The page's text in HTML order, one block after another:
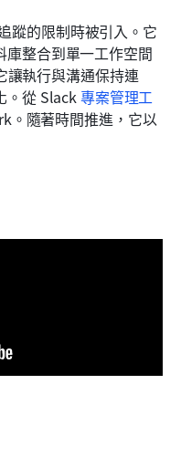
蹤的限制時被引入。它
整合到單一工作空間
讓執行與溝通保持連
。從 Slack 專案管理工
。隨著時間推進，它以